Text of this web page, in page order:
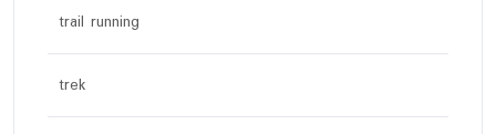
trail running
trek